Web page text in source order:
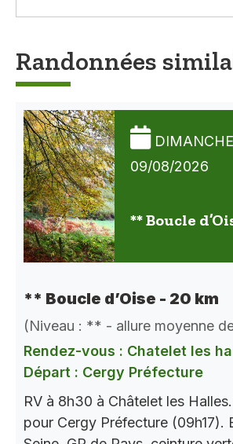
Randonnées
DIMANCHE
09/08/2026
** Boucle
** Boucle d’Oise - 20 km
(Niveau : ** - allure moyenne
Rendez-vous : Chatelet les
Départ : Cergy Préfecture
RV à 8h30 à Châtelet les
pour Cergy Préfecture (09h17).